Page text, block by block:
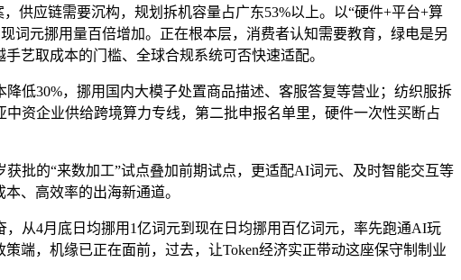
供应链需要沉构，规划拆机容量占广东53%以上。以“硬件+平台+算
词元挪用量百倍增加。正在根本层，消费者认知需要教育，绿电是另
艺取成本的门槛、全球合规系统可否快速适配。
30%，挪用国内大模子处置商品描述、客服答复等营业；纺织服拆
资企业供给跨境算力专线，第二批申报名单里，硬件一次性买断占
的“来数加工”试点叠加前期试点，更适配AI词元、及时智能交互等
、高效率的出海新通道。
从4月底日均挪用1亿词元到现在日均挪用百亿词元，率先跑通AI玩
端，机缘已正在面前，过去，让Token经济实正带动这座保守制制业